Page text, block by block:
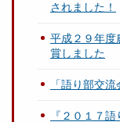
されました！
平成２９年度
賞しました
「語り部交
『２０１７